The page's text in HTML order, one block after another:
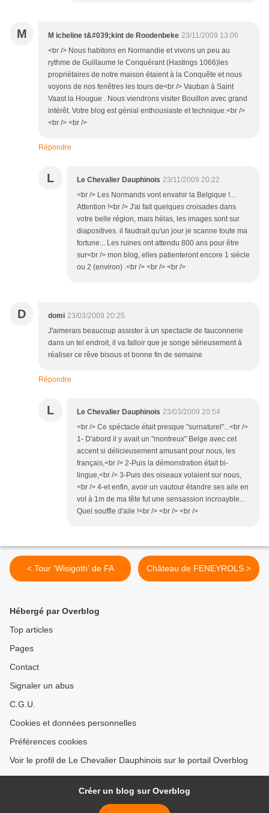
M M icheline t&#039;kint de Roodenbeke 23/11/2009 13:06
<br /> Nous habitons en Normandie et vivons un peu au
rythme de Guillaume le Conquérant (Hastings 1066)les
propriétaires de notre maison étaient à la Conquête et nous
voyons de nos fenêtres les tours de<br /> Vauban à Saint
Vaast la Hougue . Nous viendrons visiter Bouillon avec grand
intérêt. Votre blog est génial enthousiaste et technique.<br />
<br /> <br />
Répondre
L Le Chevalier Dauphinois 23/11/2009 20:22
<br /> Les Normands vont envahir la Belgique !...
Attention !<br /> J'ai fait quelques croisades dans
votre belle région, mais hélas, les images sont sur
diapositives. il faudrait qu'un jour je scanne toute ma
fortune... Les ruines ont attendu 800 ans pour être
sur<br /> mon blog, elles patienteront encore 1 siècle
ou 2 (environ) .<br /> <br /> <br />
D domi 23/03/2009 20:25
J'aimerais beaucoup assister à un spectacle de fauconnerie
dans un tel endroit, il va falloir que je songe sérieusement à
réaliser ce rêve bisous et bonne fin de semaine
Répondre
L Le Chevalier Dauphinois 23/03/2009 20:54
<br /> Ce spéctacle était presque "surnaturel"...<br />
1- D'abord il y avait un "montreux" Belge avec cet
accent si délicieusement amusant pour nous, les
français,<br /> 2-Puis la démonstration était bi-
lingue,<br /> 3-Puis des oiseaux volaient sur nous,
<br /> 4-et enfin, avoir un vautour étandre ses aile en
vol à 1m de ma tête fut une sensassion incroayble...
Quel souffle d'aile !<br /> <br /> <br />
< Tour 'Wisigoth' de FA Château de FENEYROLS >
Hébergé par Overblog
Top articles
Pages
Contact
Signaler un abus
C.G.U.
Cookies et données personnelles
Préférences cookies
Voir le profil de Le Chevalier Dauphinois sur le portail Overblog
Créer un blog sur Overblog